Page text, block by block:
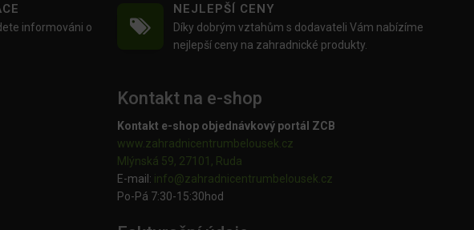
informováni o
NEJLEPŠÍ CENY
Díky dobrým vztahům s dodavateli Vám nabízíme
nejlepší ceny na zahradnické produkty.
Kontakt na e-shop
Kontakt e-shop objednávkový portál ZCB
www.zahradnicentrumbelousek.cz
Mlýnská 59, 27101, Ruda
E-mail: info@zahradnicentrumbelousek. cz
Po-Pá 7:30-15:30hod